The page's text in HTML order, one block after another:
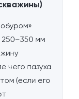
мм
чего пазуха
(если его